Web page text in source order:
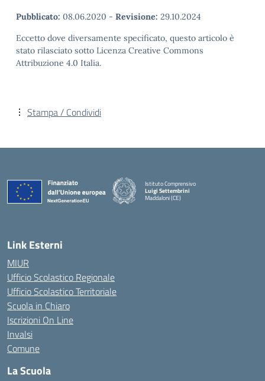
Pubblicato: 08.06.2020 - Revisione: 29.10.2024
Eccetto dove diversamente specificato, questo articolo è
stato rilasciato sotto Licenza Creative Commons
Attribuzione 4.0 Italia.
Stampa / Condividi
Istituto Comprensivo
Luigi Settembrini
Maddaloni (CE)
Link Esterni
MIUR
Ufficio Scolastico Regionale
Ufficio Scolastico Territoriale
Scuola in Chiaro
Iscrizioni On Line
Invalsi
Comune
La Scuola